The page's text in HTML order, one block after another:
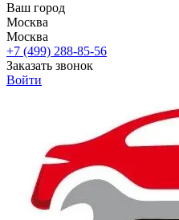
Ваш город
Москва
Москва
+7 (499) 288-85-56
Заказать звонок
Войти